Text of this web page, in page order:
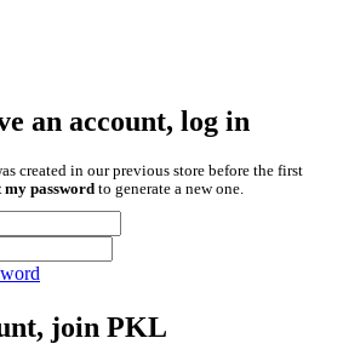
an account, log in
created in our previous store before the first
password to generate a new one.
join PKL